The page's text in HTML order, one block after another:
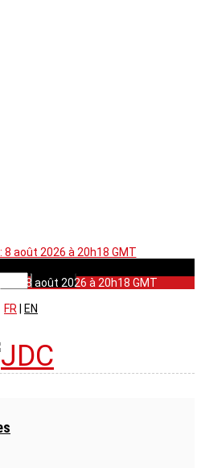
8 août 2026 à 20h18 GMT
: 8 août 2026 à 20h18 GMT
FR
EN